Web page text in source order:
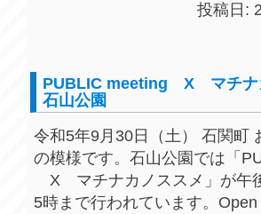
投稿日:
PUBLIC meeting X マチナ
石山公園
令和5年9月30日（土） 石関町
の模様です。石山公園では「
X マチナカノススメ」が午
5時まで行われています。